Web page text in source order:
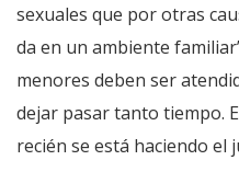
sexuales que por otras
da en un ambiente
menores deben ser
dejar pasar tanto tiempo.
recién se está haciendo el